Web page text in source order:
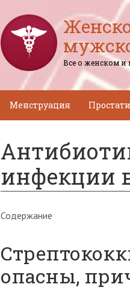
Все о женском и
Менструация
инфекции
Содержание
опасны,